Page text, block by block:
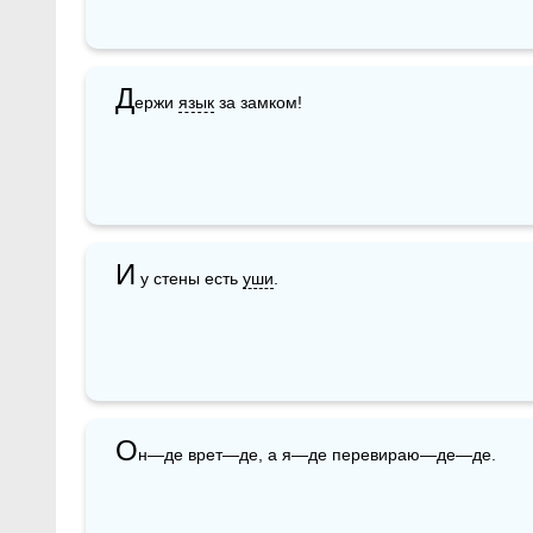
Держи язык за замком!
И у стены есть уши
Он—де врет—де, а я—де перевираю—де—де.